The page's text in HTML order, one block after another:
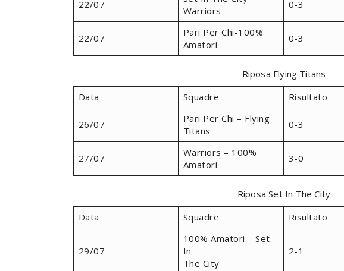
22/07
Warriors
0-3
22/07
Pari Per Chi-100%
Amatori
0-3
Riposa Flying Titans
Data
Squadre Risultato
26/07
Pari Per Chi – Flying
Titans
0-3
27/07
Warriors – 100%
Amatori
3-0
Riposa Set In The City
Data
Squadre Risultato
29/07
100% Amatori – Set
In
The City
2-1